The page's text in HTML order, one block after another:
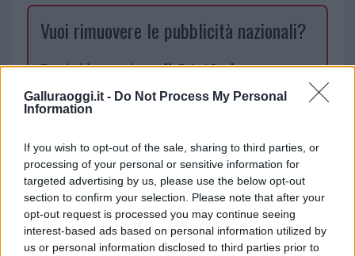
Galluraoggi.it - Do Not Process My Personal
Information
If you wish to opt-out of the sale, sharing to third parties, or
processing of your personal or sensitive information for
targeted advertising by us, please use the below opt-out
section to confirm your selection. Please note that after your
opt-out request is processed you may continue seeing
interest-based ads based on personal information utilized by
us or personal information disclosed to third parties prior to
Vuoi rimuovere le pubblicità nazionali?
Puoi abbonarti asoli € 1,10 al mese
cliccando
qui
Puoi effettuare l'accesso andando nella
sezioneLogindal menù del sito o
cliccandoqui